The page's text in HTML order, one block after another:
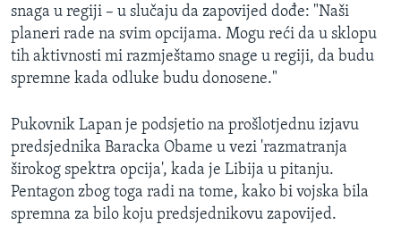
snaga u regiji – u slučaju da zapovijed dođe: "Naši
planeri rade na svim opcijama. Mogu reći da u sklopu
tih aktivnosti mi razmještamo snage u regiji, da budu
spremne kada odluke budu donosene."
Pukovnik Lapan je podsjetio na prošlotjednu izjavu
predsjednika Baracka Obame u vezi 'razmatranja
širokog spektra opcija', kada je Libija u pitanju.
Pentagon zbog toga radi na tome, kako bi vojska bila
spremna za bilo koju predsjednikovu zapovijed.